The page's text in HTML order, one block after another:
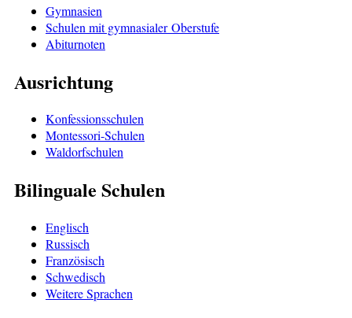
Gymnasien
Schulen mit gymnasialer Oberstufe
Abiturnoten
Ausrichtung
Konfessionsschulen
Montessori-Schulen
Waldorfschulen
Bilinguale Schulen
Englisch
Russisch
Französisch
Schwedisch
Weitere Sprachen